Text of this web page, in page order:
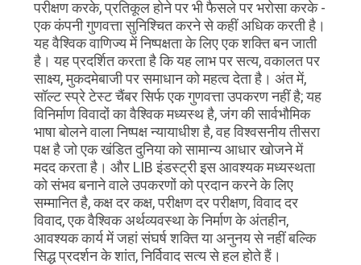
परीक्षण करके, प्रतिकूल होने पर भी फैसले पर भरोसा करके -
एक कंपनी गुणवत्ता सुनिश्चित करने से कहीं अधिक करती है।
यह वैश्विक वाणिज्य में निष्पक्षता के लिए एक शक्ति बन जाती
है। यह प्रदर्शित करता है कि यह लाभ पर सत्य, वकालत पर
साक्ष्य, मुकदमेबाजी पर समाधान को महत्व देता है। अंत में,
सॉल्ट स्प्रे टेस्ट चैंबर सिर्फ एक गुणवत्ता उपकरण नहीं है; यह
विनिर्माण विवादों का वैश्विक मध्यस्थ है, जंग की सार्वभौमिक
भाषा बोलने वाला निष्पक्ष न्यायाधीश है, वह विश्वसनीय तीसरा
पक्ष है जो एक खंडित दुनिया को सामान्य आधार खोजने में
मदद करता है। और LIB इंडस्ट्री इस आवश्यक मध्यस्थता
को संभव बनाने वाले उपकरणों को प्रदान करने के लिए
सम्मानित है, कक्ष दर कक्ष, परीक्षण दर परीक्षण, विवाद दर
विवाद, एक वैश्विक अर्थव्यवस्था के निर्माण के अंतहीन,
आवश्यक कार्य में जहां संघर्ष शक्ति या अनुनय से नहीं बल्कि
सिद्ध प्रदर्शन के शांत, निर्विवाद सत्य से हल होते हैं।